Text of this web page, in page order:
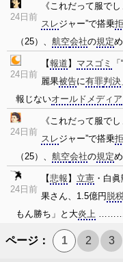
24日前
《これだって服で
スレジャー”で搭乗
（25）、 航空会社の規定
24日前
【報道 】 マスゴミ
麗果被告に有罪判決
報じないオールドメディア
24日前
《これだって服で
スレジャー”で搭乗
（25）、 航空会社の規定
24日前
【悲報 】 立憲 ・白
果さん、1.5億円 脱
もん勝ち」と大炎上
ページ： 1 2 3